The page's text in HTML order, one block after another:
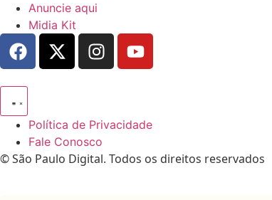
Anuncie aqui
Midia Kit
Política de Privacidade
Fale Conosco
© São Paulo Digital. Todos os direitos reservados